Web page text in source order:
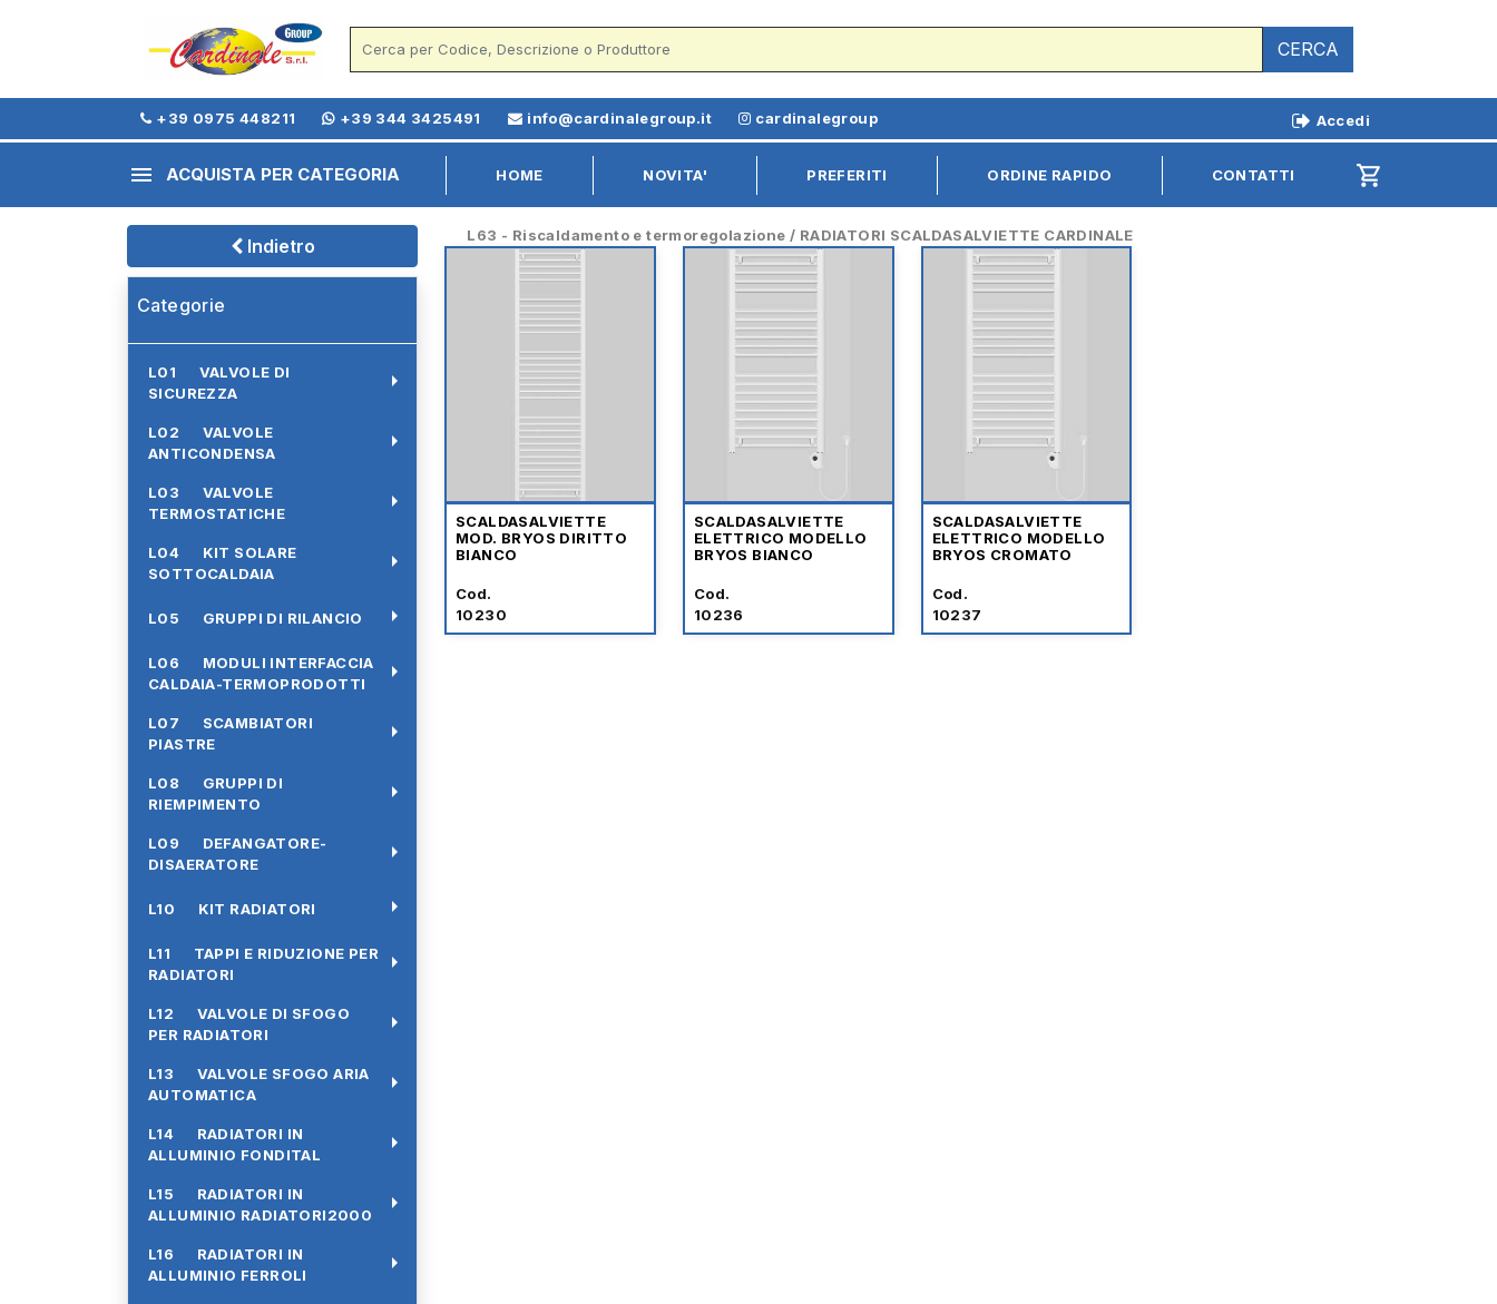
CERCA
+39 0975 448211 +39 344 3425491 info@cardinalegroup.it cardinalegroup Accedi
menu ACQUISTA PER CATEGORIA HOME NOVITA' PREFERITI ORDINE RAPIDO CONTATTI shopping_cart
Indietro
Categorie
L01 VALVOLE DI
SICUREZZA
arrow_right
L02 VALVOLE
ANTICONDENSA
arrow_right
L03 VALVOLE
TERMOSTATICHE
arrow_right
L04 KIT SOLARE
SOTTOCALDAIA
arrow_right
L05 GRUPPI DI RILANCIO arrow_right
L06 MODULI INTERFACCIA
CALDAIA-TERMOPRODOTTI
arrow_right
L07 SCAMBIATORI
PIASTRE
arrow_right
L08 GRUPPI DI
RIEMPIMENTO
arrow_right
L09 DEFANGATORE-
DISAERATORE
arrow_right
L10 KIT RADIATORI arrow_right
L11 TAPPI E RIDUZIONE PER
RADIATORI
arrow_right
L12 VALVOLE DI SFOGO
PER RADIATORI
arrow_right
L13 VALVOLE SFOGO ARIA
AUTOMATICA
arrow_right
L14 RADIATORI IN
ALLUMINIO FONDITAL
arrow_right
L15 RADIATORI IN
ALLUMINIO RADIATORI2000
arrow_right
L16 RADIATORI IN
ALLUMINIO FERROLI
arrow_right
L63 - Riscaldamento e termoregolazione / RADIATORI SCALDASALVIETTE CARDINALE
SCALDASALVIETTE
MOD. BRYOS DIRITTO
BIANCO
Cod.
10230
SCALDASALVIETTE
ELETTRICO MODELLO
BRYOS BIANCO
Cod.
10236
SCALDASALVIETTE
ELETTRICO MODELLO
BRYOS CROMATO
Cod.
10237